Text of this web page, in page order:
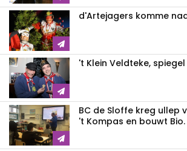
d'Artejagers komme
't Klein Veldteke,
BC de Sloffe kreg ullep
't Kompas en bouwt Bio.